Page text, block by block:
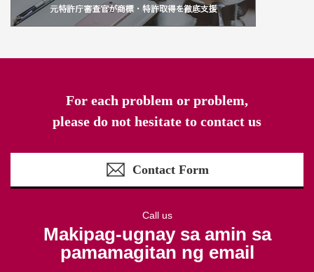
For each problem or problem,
please do not hesitate to contact us
Contact Form
Call us
Makipag-ugnay sa amin sa
pamamagitan ng email